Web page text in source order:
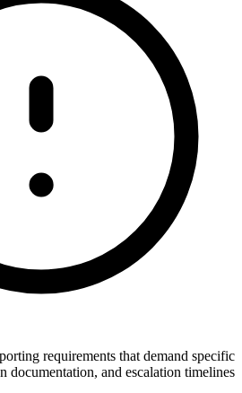
requirements that demand specific
documentation, and escalation timelines